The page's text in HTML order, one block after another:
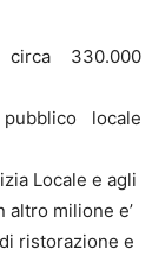
330.000
locale
Locale e agli
milione e’
ristorazione e